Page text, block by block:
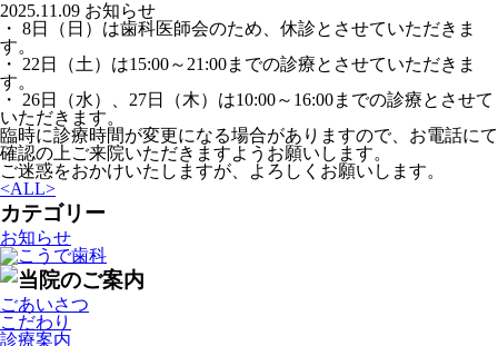
2025.11.09 お知らせ
・ 8日（日）は歯科医師会のため、休診とさせていただきま
す。
・ 22日（土）は15:00～21:00までの診療とさせていただきま
す。
・ 26日（水）、27日（木）は10:00～16:00までの診療とさせて
いただきます。
臨時に診療時間が変更になる場合がありますので、お電話にて
確認の上ご来院いただきますようお願いします。
ご迷惑をおかけいたしますが、よろしくお願いします。
<ALL>
カテゴリー
お知らせ
ごあいさつ
こだわり
診療案内